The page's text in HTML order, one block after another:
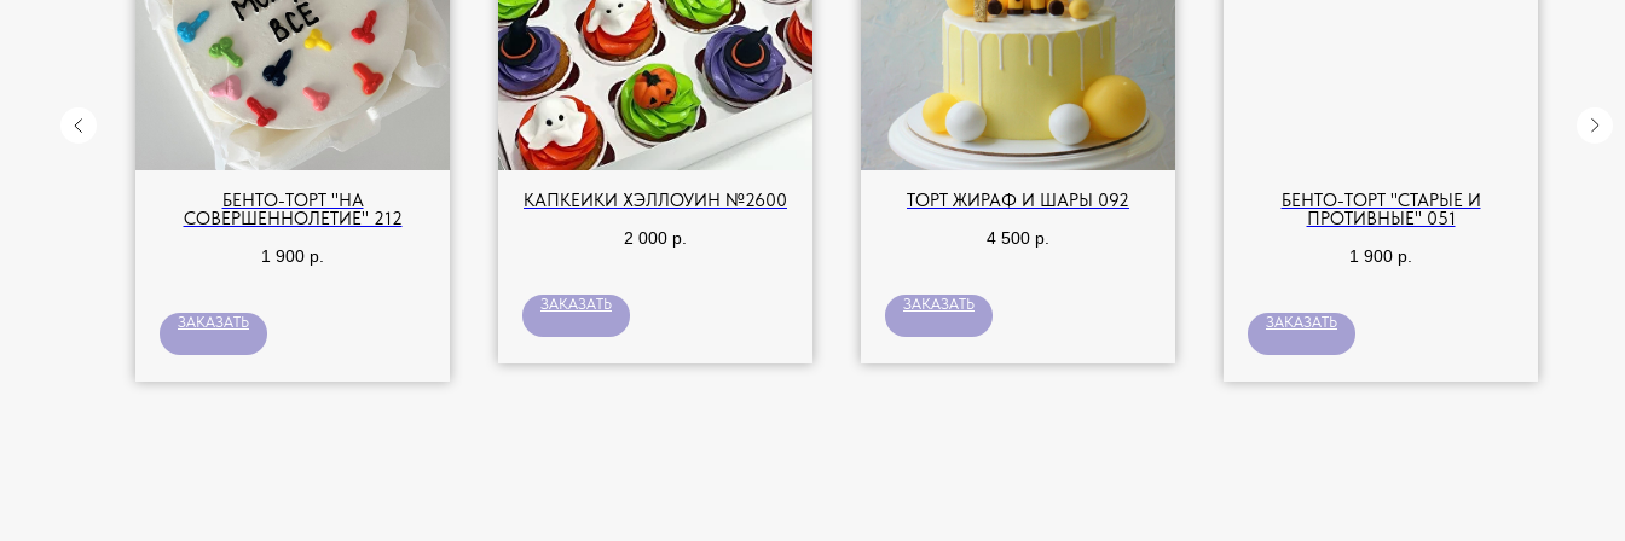
БЕНТО-ТОРТ "НА
СОВЕРШЕННОЛЕТИЕ" 212
1 900 р.
ЗАКАЗАТЬ
КАПКЕЙКИ ХЭЛЛОУИН №2600
2 000 р.
ЗАКАЗАТЬ
ТОРТ ЖИРАФ И ШАРЫ 092
4 500 р.
ЗАКАЗАТЬ
БЕНТО-ТОРТ "СТАРЫЕ И
ПРОТИВНЫЕ" 051
1 900 р.
ЗАКАЗАТЬ